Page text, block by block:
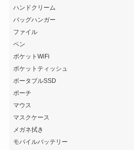
ハンドクリーム
バッグハンガー
ファイル
ペン
ポケットWiFi
ポケットティッシュ
ポータブルSSD
ポーチ
マウス
マスクケース
メガネ拭き
モバイルバッテリー